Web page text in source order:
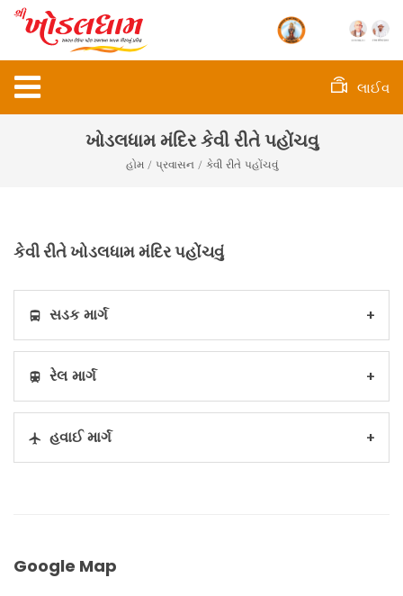
લાઈવ
ખોડલધામ મંદિર કેવી રીતે પહોંચવુ
હોમ/ પ્રવાસન / કેવી રીતે પહોંચવું
કેવી રીતે ખોડલધામ મંદિર પહોંચવું
સડક માર્ગ
રેલ માર્ગ
હવાઈ માર્ગ
Google Map